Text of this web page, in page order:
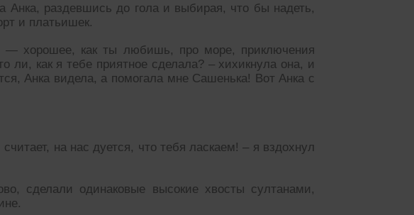
Анка, раздевшись до гола и выбирая, что бы надеть,
и платьишек.
как ты любишь, про море, приключения
как я тебе приятное сделала? – хихикнула она, и
Анка видела, а помогала мне Сашенька! Вот Анка с
на нас дуется, что тебя ласкаем! – я вздохнул
сделали одинаковые высокие хвосты султанами,